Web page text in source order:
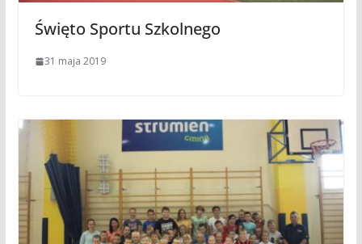
Święto Sportu Szkolnego
31 maja 2019